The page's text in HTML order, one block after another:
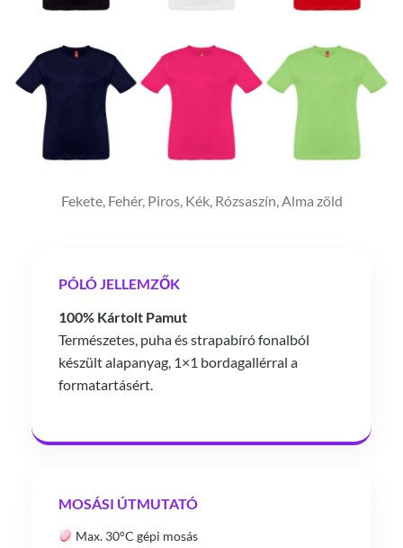
Fekete, Fehér, Piros, Kék, Rózsaszín, Alma zöld
PÓLÓ JELLEMZŐK
100% Kártolt Pamut
Természetes, puha és strapabíró fonalból
készült alapanyag, 1×1 bordagallérral a
formatartásért.
MOSÁSI ÚTMUTATÓ
Max. 30°C gépi mosás